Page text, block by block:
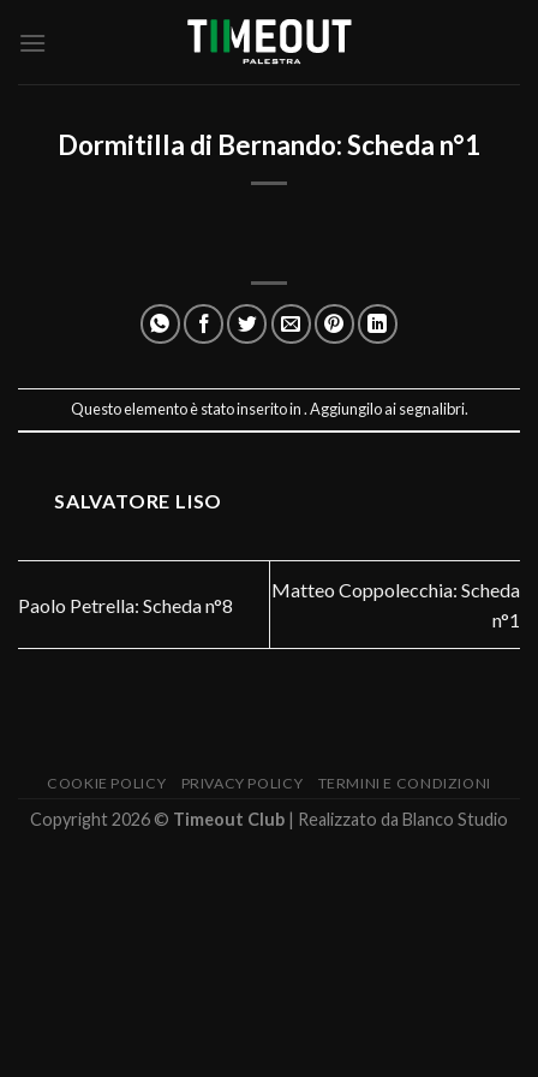
Dormitilla di Bernando: Scheda n°1
Questo elemento è stato inserito in . Aggiungilo aisegnalibri.
SALVATORE LISO
Paolo Petrella: Scheda n°8
Matteo Coppolecchia: Scheda
n°1
COOKIE POLICY PRIVACY POLICY TERMINI E CONDIZIONI
Copyright 2026 © Timeout Club | Realizzato da Blanco Studio